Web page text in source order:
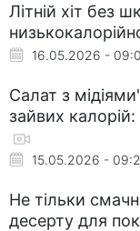
Літній хіт без
16.05.2026 -
Салат з
зайвих
15.05.2026 -
Не тільки
десерту для